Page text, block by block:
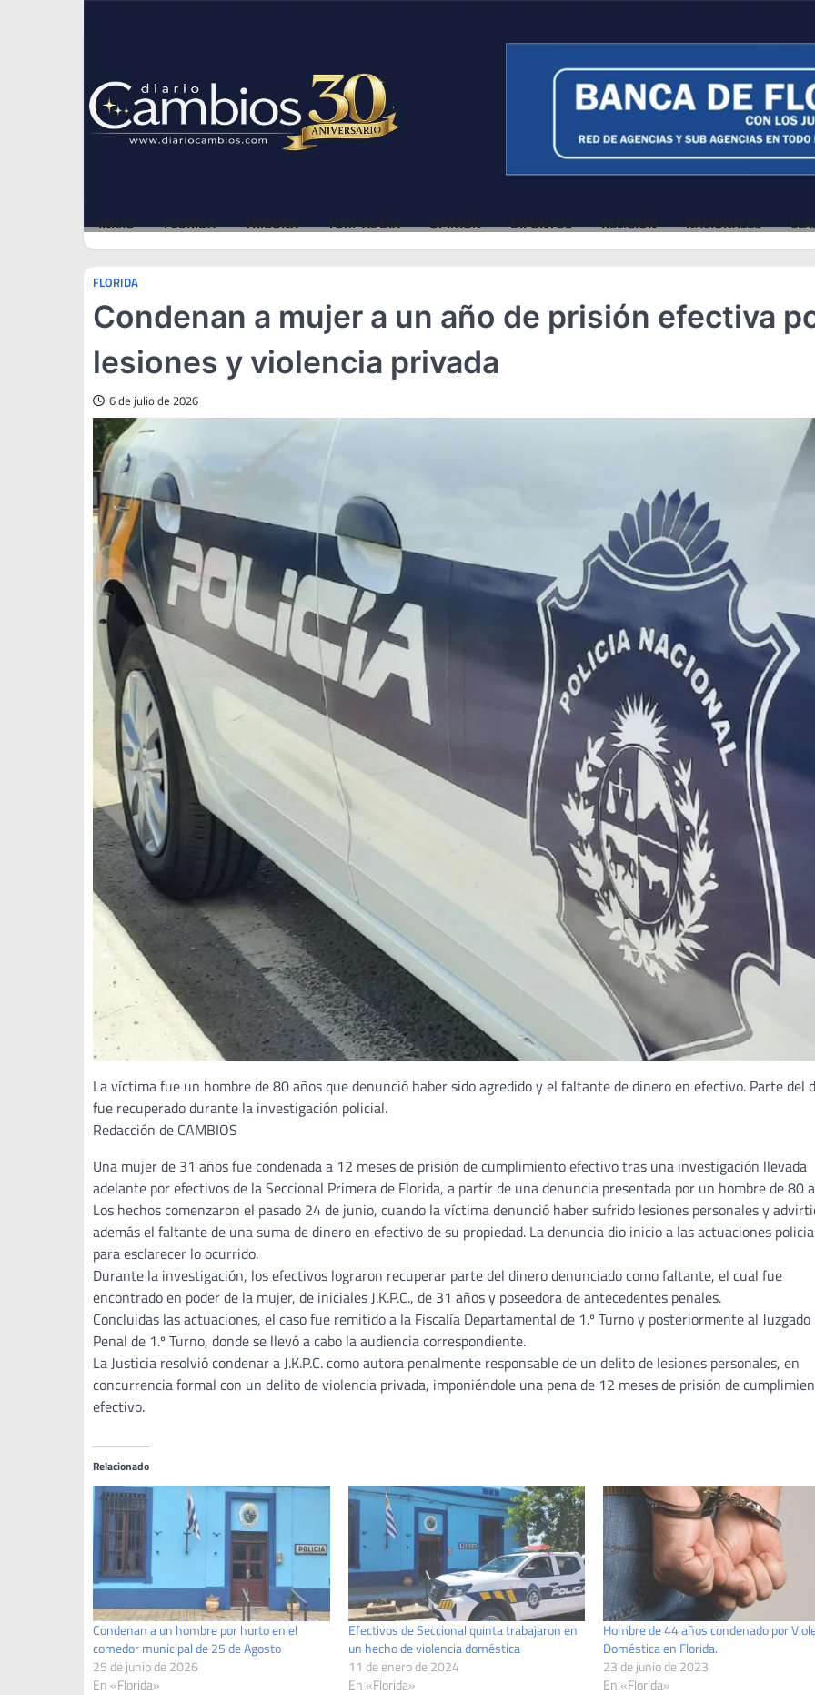
INICIO FLORIDA TRIBUNA TURF AL DÍA OPINIÓN DIFUNTOS RELIGIÓN NACIONALES
FLORIDA
Condenan a mujer a un año de prisión efectiva
lesiones y violencia privada
6 de julio de 2026
La víctima fue un hombre de 80 años que denunció haber sido agredido y el faltante de dinero en efectivo. Parte del
fue recuperado durante la investigación policial.
Redacción de CAMBIOS
Una mujer de 31 años fue condenada a 12 meses de prisión de cumplimiento efectivo tras una investigación llevada
adelante por efectivos de la Seccional Primera de Florida, a partir de una denuncia presentada por un hombre de 80
Los hechos comenzaron el pasado 24 de junio, cuando la víctima denunció haber sufrido lesiones personales y
además el faltante de una suma de dinero en efectivo de su propiedad. La denuncia dio inicio a las actuaciones
para esclarecer lo ocurrido.
Durante la investigación, los efectivos lograron recuperar parte del dinero denunciado como faltante, el cual fue
encontrado en poder de la mujer, de iniciales J.K.P.C., de 31 años y poseedora de antecedentes penales.
Concluidas las actuaciones, el caso fue remitido a la Fiscalía Departamental de 1.º Turno y posteriormente al Juzgado
Penal de 1.º Turno, donde se llevó a cabo la audiencia correspondiente.
La Justicia resolvió condenar a J.K.P.C. como autora penalmente responsable de un delito de lesiones personales, en
concurrencia formal con un delito de violencia privada, imponiéndole una pena de 12 meses de prisión de
efectivo.
Relacionado
Condenan a un hombre por hurto en el
comedor municipal de 25 de Agosto
25 de junio de 2026
En «Florida»
Efectivos de Seccional quinta trabajaron en
un hecho de violencia doméstica
11 de enero de 2024
En «Florida»
Hombre de 44 años condenado por
Doméstica en Florida.
23 de junio de 2023
En «Florida»